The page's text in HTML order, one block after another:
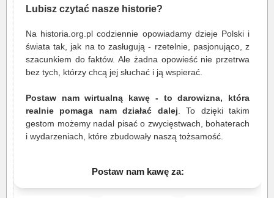
Lubisz czytać nasze historie?
Na historia.org.pl codziennie opowiadamy dzieje Polski i
świata tak, jak na to zasługują - rzetelnie, pasjonująco, z
szacunkiem do faktów. Ale żadna opowieść nie przetrwa
bez tych, którzy chcą jej słuchać i ją wspierać.
Postaw nam wirtualną kawę - to darowizna, która
realnie pomaga nam działać dalej . To dzięki takim
gestom możemy nadal pisać o zwycięstwach, bohaterach
i wydarzeniach, które zbudowały naszą tożsamość.
Postaw nam kawę za: